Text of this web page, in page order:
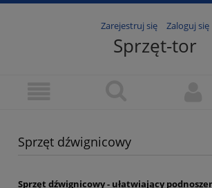
Zarejestruj się Zaloguj się
Sprzęt-tor
Sprzęt dźwignicowy
Sprzęt dźwignicowy - ułatwiający